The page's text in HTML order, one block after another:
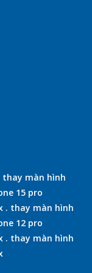
thay màn hình
15 pro
. thay màn hình
12 pro
. thay màn hình